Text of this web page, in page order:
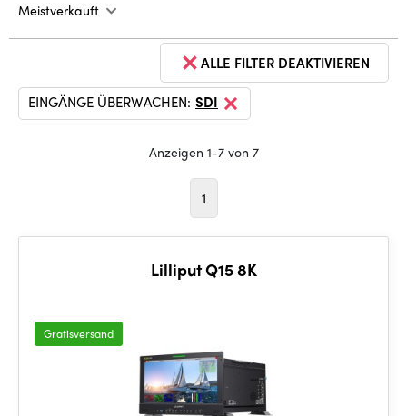
Meistverkauft
ALLE FILTER DEAKTIVIEREN
EINGÄNGE ÜBERWACHEN: SDI
Anzeigen 1-7 von 7
1
Lilliput Q15 8K
Gratisversand